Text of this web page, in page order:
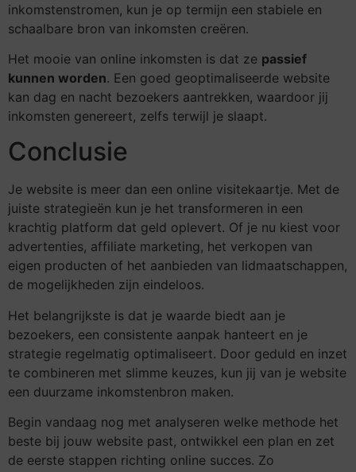
inkomstenstromen, kun je op termijn een stabiele en
schaalbare bron van inkomsten creëren.
Het mooie van online inkomsten is dat ze passief
kunnen worden. Een goed geoptimaliseerde website
kan dag en nacht bezoekers aantrekken, waardoor jij
inkomsten genereert, zelfs terwijl je slaapt.
Conclusie
Je website is meer dan een online visitekaartje. Met de
juiste strategieën kun je het transformeren in een
krachtig platform dat geld oplevert. Of je nu kiest voor
advertenties, affiliate marketing, het verkopen van
eigen producten of het aanbieden van lidmaatschappen,
de mogelijkheden zijn eindeloos.
Het belangrijkste is dat je waarde biedt aan je
bezoekers, een consistente aanpak hanteert en je
strategie regelmatig optimaliseert. Door geduld en inzet
te combineren met slimme keuzes, kun jij van je website
een duurzame inkomstenbron maken.
Begin vandaag nog met analyseren welke methode het
beste bij jouw website past, ontwikkel een plan en zet
de eerste stappen richting online succes. Zo